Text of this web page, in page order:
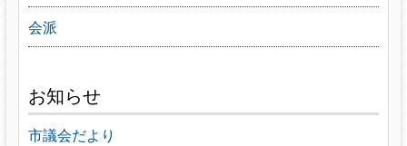
会派
お知らせ
市議会だより